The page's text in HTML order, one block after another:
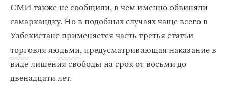
СМИ также не сообщили, в чем именно обвиняли
самаркандку. Но в подобных случаях чаще всего в
Узбекистане применяется часть третья статьи
торговля людьми, предусматривающая наказание в
виде лишения свободы на срок от восьми до
двенадцати лет.